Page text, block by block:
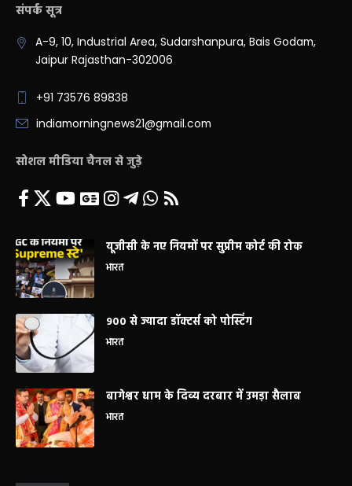
संपर्क सूत्र
A-9, 10, Industrial Area, Sudarshanpura, Bais Godam,
Jaipur Rajasthan-302006
+91 73576 89838
indiamorningnews21@gmail.com
सोशल मीडिया चैनल से जुड़े
यूजीसी के नए नियमों पर सुप्रीम कोर्ट की रोक
भारत
900 से ज्यादा डॉक्टर्स को पोस्टिंग
भारत
बागेश्वर धाम के दिव्य दरबार में उमड़ा सैलाब
भारत